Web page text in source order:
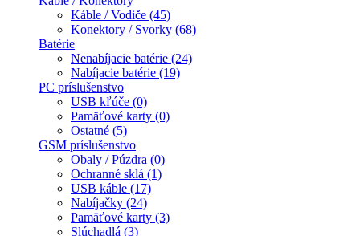
Káble / Vodiče (45)
Konektory / Svorky (68)
Batérie
Nenabíjacie batérie (24)
Nabíjacie batérie (19)
PC príslušenstvo
USB kľúče (0)
Pamäťové karty (0)
Ostatné (5)
GSM príslušenstvo
Obaly / Púzdra (0)
Ochranné sklá (1)
USB káble (17)
Nabíjačky (24)
Pamäťové karty (3)
Slúchadlá (3)